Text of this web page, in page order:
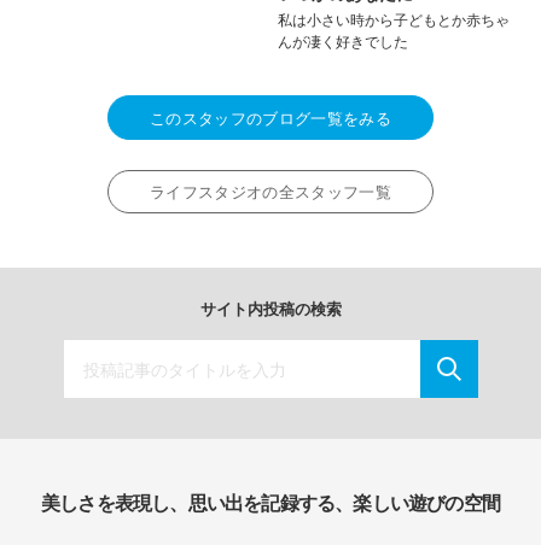
私は小さい時から子どもとか赤ちゃ
んが凄く好きでした
このスタッフのブログ一覧をみる
ライフスタジオの全スタッフ一覧
サイト内投稿の検索
美しさを表現し、思い出を記録する、楽しい遊びの空間